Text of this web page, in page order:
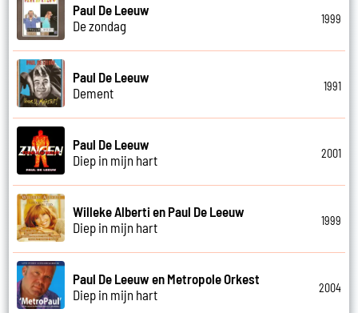
Paul De Leeuw
De zondag
1999
Paul De Leeuw
Dement
1991
Paul De Leeuw
Diep in mijn hart
2001
Willeke Alberti en Paul De Leeuw
Diep in mijn hart
1999
Paul De Leeuw en Metropole Orkest
Diep in mijn hart
2004